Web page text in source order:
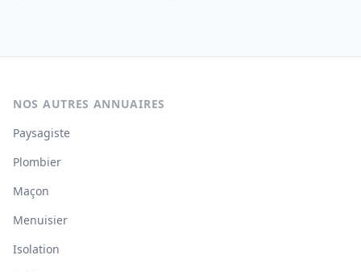
NOS AUTRES ANNUAIRES
Paysagiste
Plombier
Maçon
Menuisier
Isolation